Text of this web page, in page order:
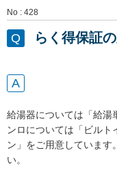
No : 428
らく得保証
給湯器については「給湯
ンロについては「ビルト
ン」をご用意しています
い。